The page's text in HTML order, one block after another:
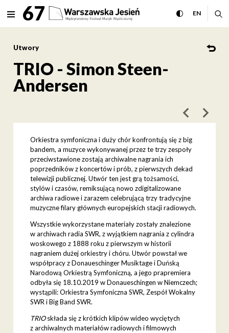
TRIO - Simon Steen-
rozwiń menu
MENU67 przełącz
ENCHANGE
Utwory
TRIO - Simon Steen-
Andersen
poprzedni
Orkiestra symfoniczna i duży chór konfrontują się z big
bandem, a muzyce wykonywanej przez te trzy zespoły
przeciwstawione zostają archiwalne nagrania ich
poprzedników z koncertów i prób, z pierwszych dekad
telewizji publicznej. Utwór ten jest grą tożsamości,
stylów i czasów, remiksującą nowo zdigitalizowane
archiwa radiowe i zarazem celebrującą trzy tradycyjne
muzyczne filary głównych europejskich stacji radiowych.
Wszystkie wykorzystane materiały zostały znalezione
w archiwach radia SWR, z wyjątkiem nagrania z cylindra
woskowego z 1888 roku z pierwszym w historii
nagraniem dużej orkiestry i chóru. Utwór powstał we
współpracy z Donaueschinger Musiktage i Duńską
Narodową Orkiestrą Symfoniczną, a jego prapremiera
odbyła się 18.10.2019 w Donaueschingen w Niemczech;
wystąpili: Orkiestra Symfoniczna SWR, Zespół Wokalny
SWR i Big Band SWR.
TRIOskłada się z krótkich klipów wideo wyciętych
z archiwalnych materiałów radiowych i filmowych